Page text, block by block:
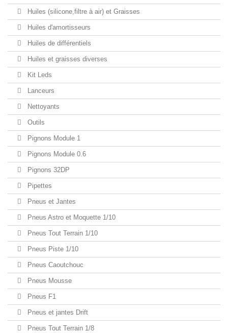
Huiles (silicone,filtre à air) et Graisses
Huiles d'amortisseurs
Huiles de différentiels
Huiles et graisses diverses
Kit Leds
Lanceurs
Nettoyants
Outils
Pignons Module 1
Pignons Module 0.6
Pignons 32DP
Pipettes
Pneus et Jantes
Pneus Astro et Moquette 1/10
Pneus Tout Terrain 1/10
Pneus Piste 1/10
Pneus Caoutchouc
Pneus Mousse
Pneus F1
Pneus et jantes Drift
Pneus Tout Terrain 1/8